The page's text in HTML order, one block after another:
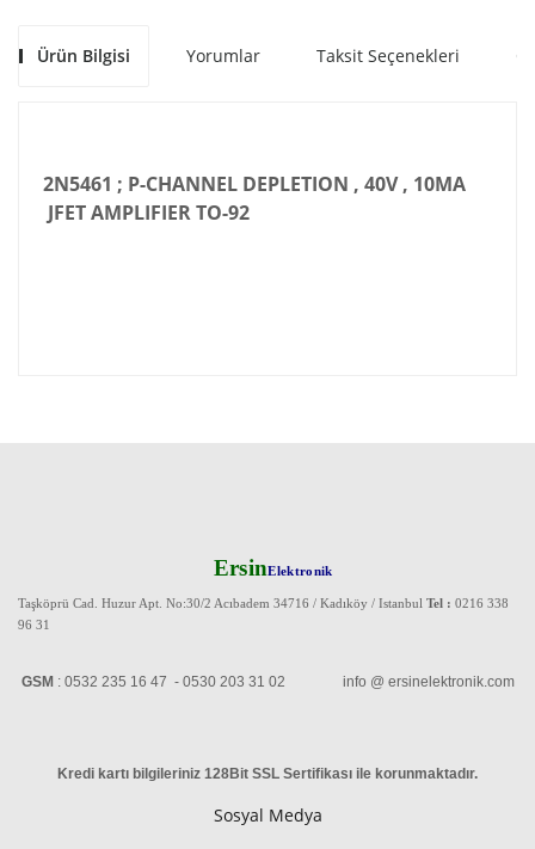
Ürün Bilgisi Yorumlar Taksit Seçenekleri
2N5461 ; P-CHANNEL DEPLETION , 40V , 10MA
JFET AMPLIFIER TO-92
ErsinElektronik
Taşköprü Cad. Huzur Apt. No:30/2 Acıbadem 34716 / Kadıköy / Istanbul Tel : 0216 338
96 31
GSM : 0532 235 16 47 - 0530 203 31 02 info @ ersinelektronik.com
Kredi kartı bilgileriniz 128Bit SSL Sertifikası ile korunmaktadır.
Sosyal Medya